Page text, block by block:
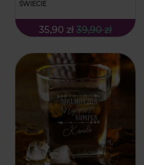
ŚWIECIE
35,90 zł 39,90 zł